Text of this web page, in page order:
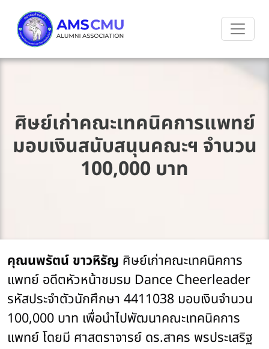
ศิษย์เก่าคณะเทคนิคการแพทย์
มอบเงินสนับสนุนคณะฯ จำนวน
100,000 บาท
คุณนพรัตน์ ขาวหิรัญ ศิษย์เก่าคณะเทคนิคการ
แพทย์ อดีตหัวหน้าชมรม Dance Cheerleader
รหัสประจำตัวนักศึกษา 4411038 มอบเงินจำนวน
100,000 บาท เพื่อนำไปพัฒนาคณะเทคนิคการ
แพทย์ โดยมี ศาสตราจารย์ ดร.สาคร พรประเสริฐ